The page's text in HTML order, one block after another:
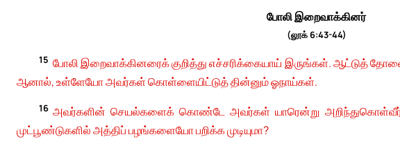
போலி இறைவாக்கினர்
(லூக் 6:43-44)
15 போலி இறைவாக்கினரைக் குறித்து எச்சரிக்கையாய் இருங்கள். ஆட்டுத்
ஆனால், உள்ளேயோ அவர்கள் கொள்ளையிட்டுத் தின்னும் ஓநாய்கள்.
16 அவர்களின் செயல்களைக் கொண்டே அவர்கள் யாரென்று
முட்பூண்டுகளில் அத்திப் பழங்களையோ பறிக்க முடியுமா?